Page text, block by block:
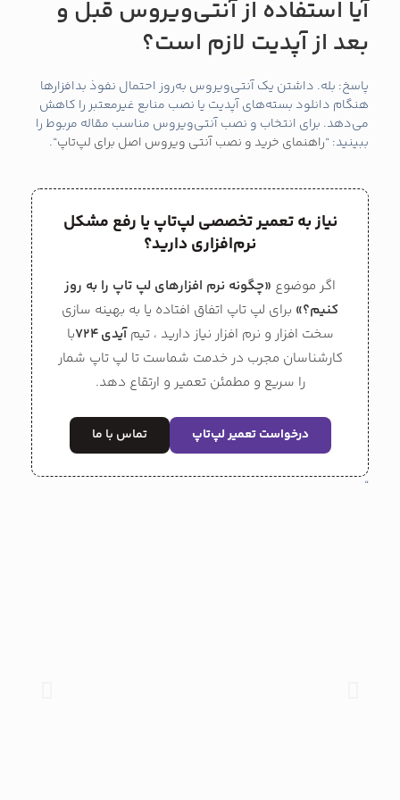
آیا استفاده از آنتی‌ویروس قبل و
بعد از آپدیت لازم است؟
پاسخ: بله. داشتن یک آنتی‌ویروس به‌روز احتمال نفوذ بدافزارها
هنگام دانلود بسته‌های آپدیت یا نصب منابع غیرمعتبر را کاهش
می‌دهد. برای انتخاب و نصب آنتی‌ویروس مناسب مقاله مربوط را
ببینید: “راهنمای خرید و نصب آنتی‌ ویروس اصل برای لپ‌تاپ“.
نیاز به تعمیر تخصصی لپ‌تاپ یا رفع مشکل
نرم‌افزاری دارید؟
اگر موضوع «چگونه نرم افزارهای لپ تاپ را به روز
کنیم؟» برای لپ تاپ اتفاق افتاده یا به بهینه‌ سازی
سخت‌ افزار و نرم‌ افزار نیاز دارید ، تیمآیدی 724
با
کارشناسان مجرب در خدمت شماست تا لپ تاپ شمار
را سریع و مطمئنتعمیر و ارتقاع دهد.
درخواست تعمیر لپ‌تاپ تماس با ما
“